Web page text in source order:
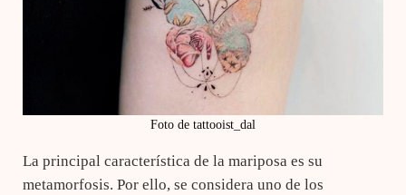
Foto de tattooist_dal
La principal característica de la mariposa es su
metamorfosis. Por ello, se considera uno de los